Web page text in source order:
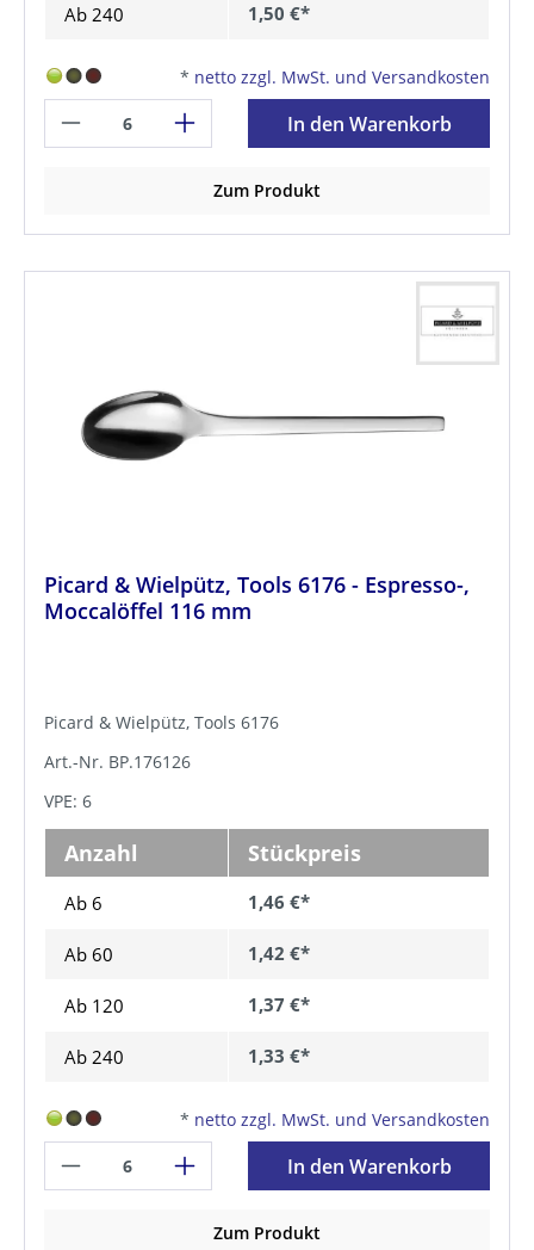
Ab 240 1,50 €*
* netto zzgl. MwSt. und Versandkosten
In den Warenkorb
Zum Produkt
Picard & Wielpütz, Tools 6176 - Espresso-,
Moccalöffel 116 mm
Picard & Wielpütz, Tools 6176
Art.-Nr. BP.176126
VPE: 6
Anzahl Stückpreis
Ab 6 1,46 €*
Ab 60 1,42 €*
Ab 120 1,37 €*
Ab 240 1,33 €*
* netto zzgl. MwSt. und Versandkosten
In den Warenkorb
Zum Produkt